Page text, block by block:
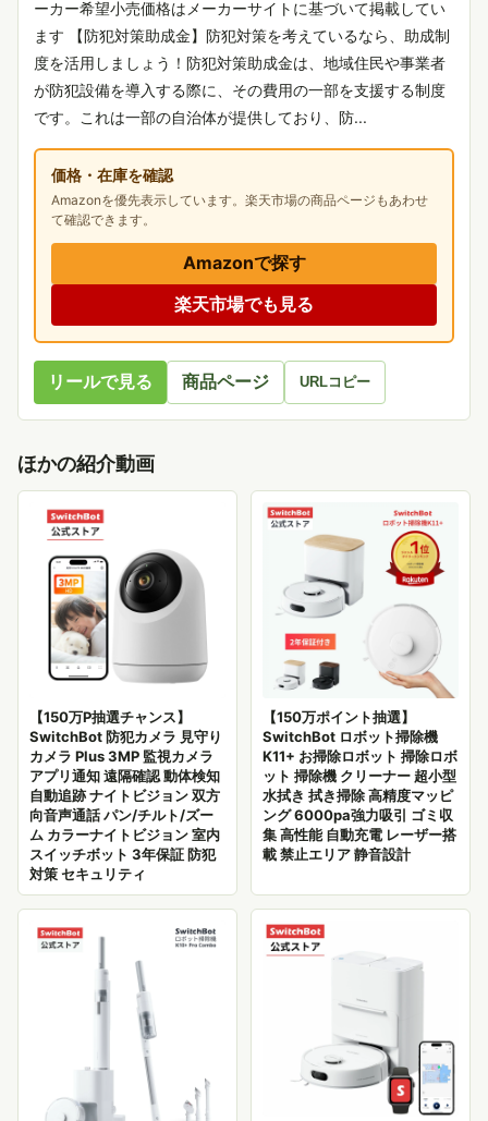
ーカー希望小売価格はメーカーサイトに基づいて掲載してい
ます 【防犯対策助成金】防犯対策を考えているなら、助成制
度を活用しましょう！防犯対策助成金は、地域住民や事業者
が防犯設備を導入する際に、その費用の一部を支援する制度
です。これは一部の自治体が提供しており、防...
価格・在庫を確認
Amazonを優先表示しています。楽天市場の商品ページもあわせ
て確認できます。
Amazonで探す
楽天市場でも見る
リールで見る 商品ページ URLコピー
ほかの紹介動画
【150万P抽選チャンス】
SwitchBot 防犯カメラ 見守り
カメラ Plus 3MP 監視カメラ
アプリ通知 遠隔確認 動体検知
自動追跡 ナイトビジョン 双方
向音声通話 パン/チルト/ズー
ム カラーナイトビジョン 室内
スイッチボット 3年保証 防犯
対策 セキュリティ
【150万ポイント抽選】
SwitchBot ロボット掃除機
K11+ お掃除ロボット 掃除ロボ
ット 掃除機 クリーナー 超小型
水拭き 拭き掃除 高精度マッピ
ング 6000pa強力吸引 ゴミ収
集 高性能 自動充電 レーザー搭
載 禁止エリア 静音設計